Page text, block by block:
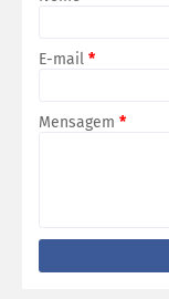
E-mail *
Mensagem *